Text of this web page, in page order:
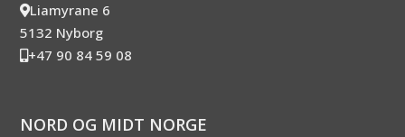
Liamyrane 6
5132 Nyborg
+47 90 84 59 08
NORD OG MIDT NORGE